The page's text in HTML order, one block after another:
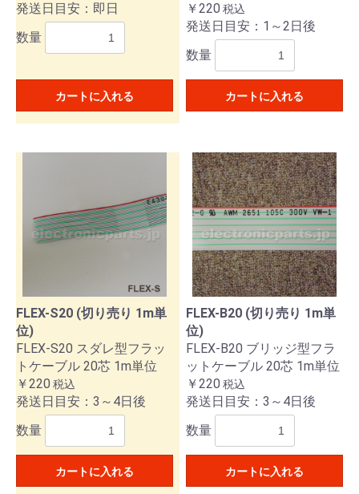
発送日目安：即日
数量
カートに入れる
￥220 税込
発送日目安：1～2日後
数量
カートに入れる
FLEX-S20 (切り売り 1m単
位)
FLEX-S20 スダレ型フラッ
トケーブル 20芯 1m単位
￥220 税込
発送日目安：3～4日後
数量
カートに入れる
FLEX-B20 (切り売り 1m単
位)
FLEX-B20 ブリッジ型フラ
ットケーブル 20芯 1m単位
￥220 税込
発送日目安：3～4日後
数量
カートに入れる